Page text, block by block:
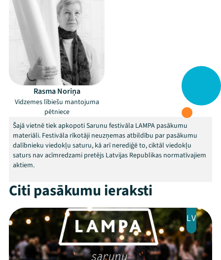
Mana programma
Rasma Noriņa
Vidzemes lībiešu mantojuma
pētniece
Šajā vietnē tiek apkopoti Sarunu festivāla LAMPA pasākumu
materiāli. Festivāla rīkotāji neuzņemas atbildību par pasākumu
dalībnieku viedokļu saturu, kā arī nerediģē to, ciktāl viedokļu
saturs nav acīmredzami pretējs Latvijas Republikas normatīvajiem
aktiem.
Citi pasākumu ieraksti
LV